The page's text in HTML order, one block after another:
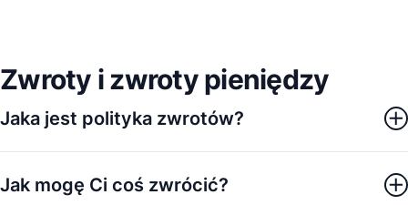
Zwroty i zwroty pieniędzy
Jaka jest polityka zwrotów?
Jak mogę Ci coś zwrócić?